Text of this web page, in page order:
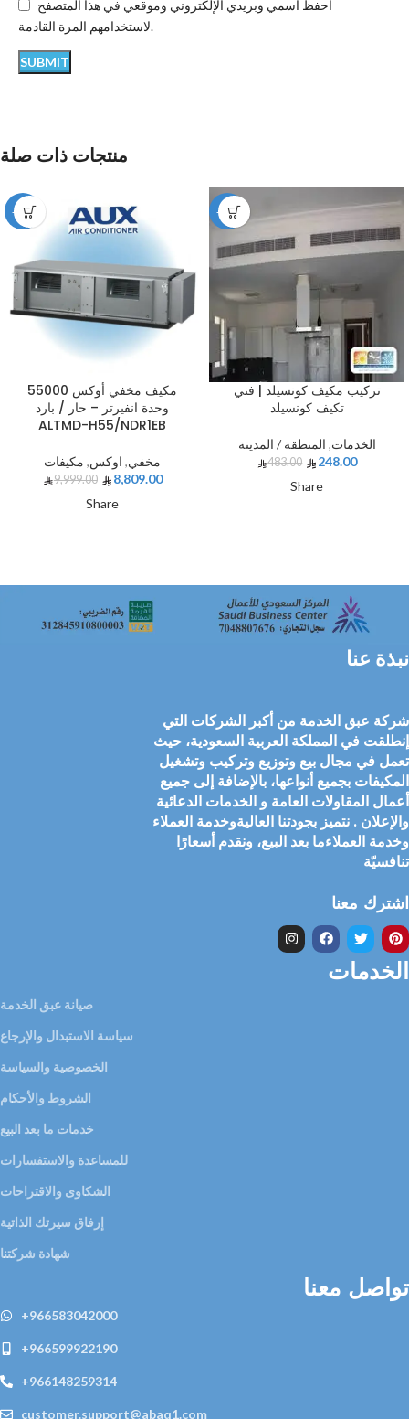
احفظ اسمي وبريدي الإلكتروني وموقعي في هذا المتصفح
لاستخدامهم المرة القادمة.
منتجات ذات صلة
-12%
مكيف مخفي أوكس 55000
وحدة انفيرتر – حار / بارد
ALTMD-H55/NDR1EB
مخفي, اوكس, مكيفات
9,999.00
8,809.00
Share
-49%
تركيب مكيف كونسيلد | فني
تكيف كونسيلد
الخدمات, المنطقة / المدينة
483.00
248.00
Share
نبذة عنا
شركة عبق الخدمة من أكبر الشركات التي
إنطلقت في المملكة العربية السعودية، حيث
تعمل في مجال بيع وتوزيع وتركيب وتشغيل
المكيفات بجميع أنواعها، بالإضافة إلى جميع
أعمال المقاولات العامة و الخدمات الدعائية
والإعلان . نتميز بجودتنا العاليةوخدمة العملاء
وخدمة العملاءما بعد البيع، ونقدم أسعارًا
تنافسيّة
اشترك معنا
الخدمات
صيانة عبق الخدمة
سياسة الاستبدال والإرجاع
الخصوصية والسياسة
الشروط والأحكام
خدمات ما بعد البيع
للمساعدة والاستفسارات
الشكاوى والاقتراحات
إرفاق سيرتك الذاتية
شهادة شركتنا
تواصل معنا
+966583042000
+966599922190
+966148259314
customer.support@abaq1.com